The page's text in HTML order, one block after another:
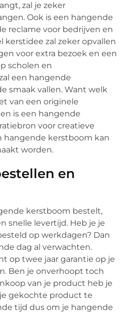
zal je zeker
Ook is een hangende
reclame voor bedrijven en
kerstidee zal zeker opvallen
voor extra bezoek en een
scholen en
een hangende
smaak vallen. Want welk
van een originele
is een hangende
voor creatieve
hangende kerstboom kan
worden.
en
kerstboom bestelt,
snelle levertijd. Heb je je
op werkdagen? Dan
dag al verwachten.
op twee jaar garantie op je
Ben je onverhoopt toch
van je product heb je
gekochte product te
tijd dus om je hangende